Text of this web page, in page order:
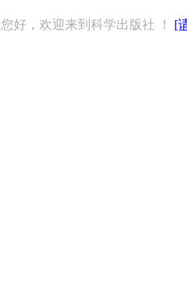
您好，欢迎来到科学出版社 ！ [